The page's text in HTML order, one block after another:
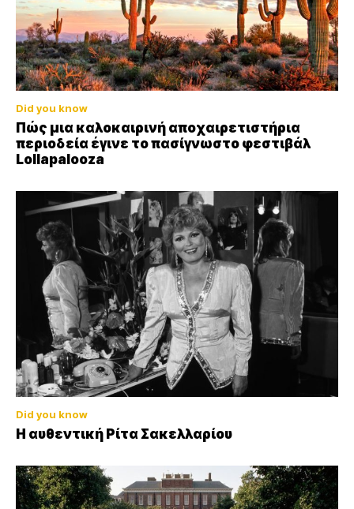
Did you know
Πώς μια καλοκαιρινή αποχαιρετιστήρια
περιοδεία έγινε το πασίγνωστο φεστιβάλ
Lollapalooza
Did you know
Η αυθεντική Ρίτα Σακελλαρίου